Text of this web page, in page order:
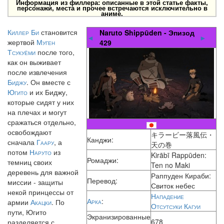
Информация из филлера: описанные в этой статье факты,
персонажи, места и прочее встречаются исключительно в
аниме.
◄
Naruto Shippūden - Эпизод
429
►
Канджи:
キラービー落風伝・
天の巻
Ромаджи:
Kirābī Rappūden:
Ten no Maki
Перевод:
Раппуден Кираби:
Свиток небес
Арка:
Нападение
Отсутсуки Кагуи
Экранизированные678
Киллер Би становится
жертвой Муген
Тсукуёми после того,
как он выживает
после извлечения
Биджу. Он вместе с
Югито и их Биджу,
которые сидят у них
на плечах и могут
сражаться отдельно,
освобождают
сначала Гаару, а
потом Наруто из
темниц своих
деревень для важной
миссии - защиты
некой принцессы от
армии Акацки. По
пути, Югито